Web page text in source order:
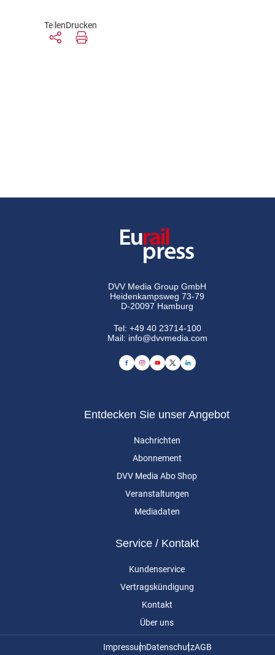
TeilenDrucken
DVV Media Group GmbH
Heidenkampsweg 73-79
D-20097 Hamburg
Tel: +49 40 23714-100
Mail: info@dvvmedia.com
Entdecken Sie unser Angebot
Nachrichten
Abonnement
DVV Media Abo Shop
Veranstaltungen
Mediadaten
Service / Kontakt
Kundenservice
Vertragskündigung
Kontakt
Über uns
ImpressumDatenschutzAGB